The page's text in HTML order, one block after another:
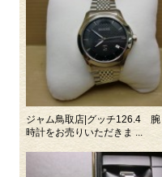
ジャム鳥取店|グッチ126.4 腕
時計をお売りいただきま ...